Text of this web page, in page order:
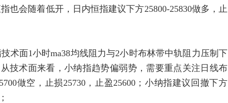
也会随着低开，日内恒指建议下方25800-25830做多，止
面1小时ma38均线阻力与2小时布林带中轨阻力压制下
技术面来看，小纳指趋势偏弱势，需要重点关注日线布
做空，止损25730，止盈25600；小纳指建议回撤下方